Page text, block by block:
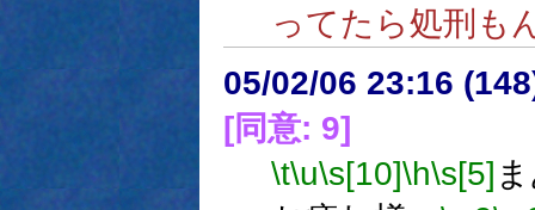
ってたら処刑も
05/02/06 23:16
[同意: 9]
\t\u\s[10]\h\s[5]